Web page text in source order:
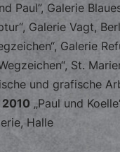
Paul”, Galerie
Galerie Vagt,
Galerie
St.
und grafische
2010 „Paul und
Halle